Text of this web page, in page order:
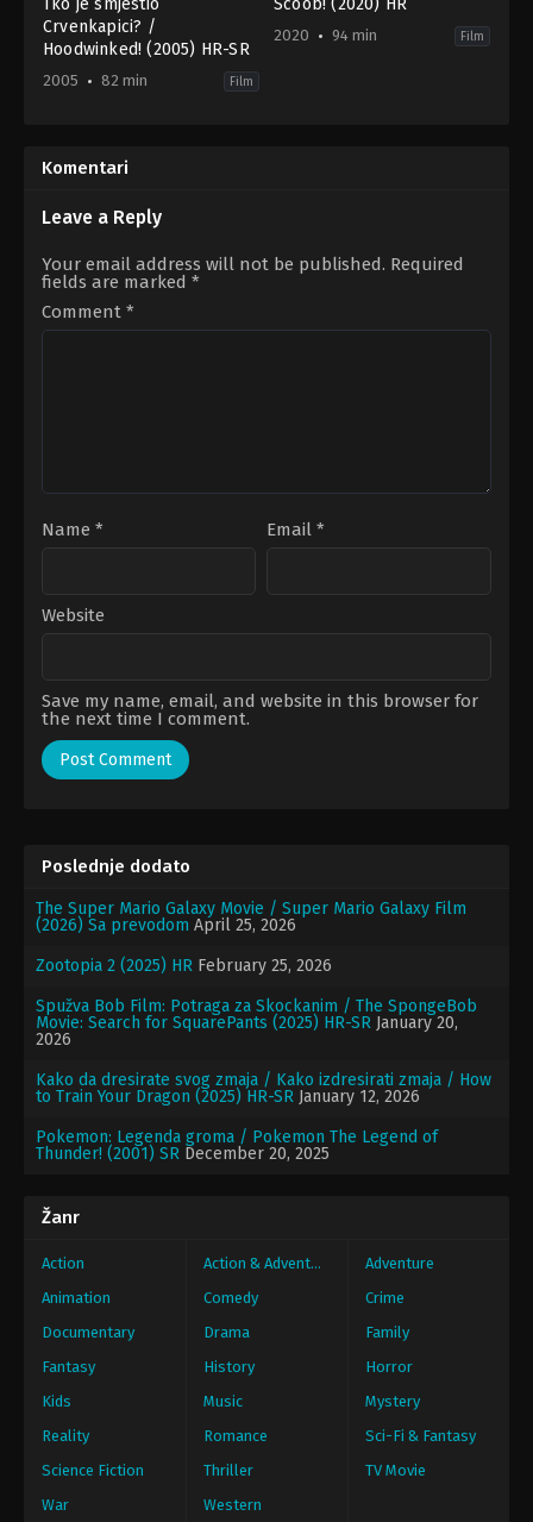
Crvenkapici? /
Hoodwinked! (2005) HR-SR
2005 82 min Film
12-
16
Edwards ,Todd
Tony
2020 94 min Film
Komentari
Leave a Reply
Your email address will not be published. Required
fields are marked *
Comment *
Name * Email *
Website
Save my name, email, and website in this browser for
the next time I comment.
Poslednje dodato
The Super Mario Galaxy Movie / Super Mario Galaxy Film
(2026) Sa prevodom April 25, 2026
Zootopia 2 (2025) HR February 25, 2026
Spužva Bob Film: Potraga za Skockanim / The SpongeBob
Movie: Search for SquarePants (2025) HR-SR January 20,
2026
Kako da dresirate svog zmaja / Kako izdresirati zmaja / How
to Train Your Dragon (2025) HR-SR January 12, 2026
Pokemon: Legenda groma / Pokemon The Legend of
Thunder! (2001) SR December 20, 2025
Žanr
Action Action & Adventure
Adventure
Animation
Comedy
Crime
Documentary
Drama
Family
Fantasy
History
Horror
Kids
Music
Mystery
Reality
Romance
Sci-Fi & Fantasy
Science Fiction
Thriller
TV Movie
War
Western